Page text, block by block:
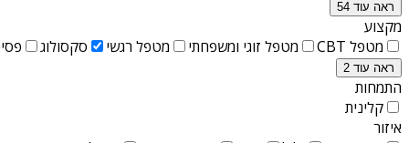
ראה עוד 54
מקצוע
מטפל CBT
מטפל זוגי ומשפחתי מטפל רגשי סקסולוג
ראה עוד 2
התמחות
קלינית
איזור